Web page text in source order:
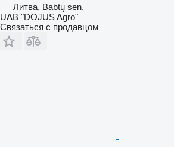
Литва, Babtų sen.
UAB "DOJUS Agro"
Связаться с продавцом